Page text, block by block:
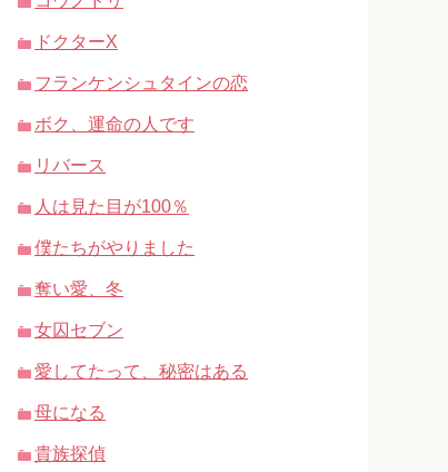
ドクターX
フランケンシュタインの恋
ボク、運命の人です
リバース
人は見た目が100％
僕たちがやりました
奪い愛、冬
女囚セブン
愛してたって、秘密はある
母になる
貴族探偵